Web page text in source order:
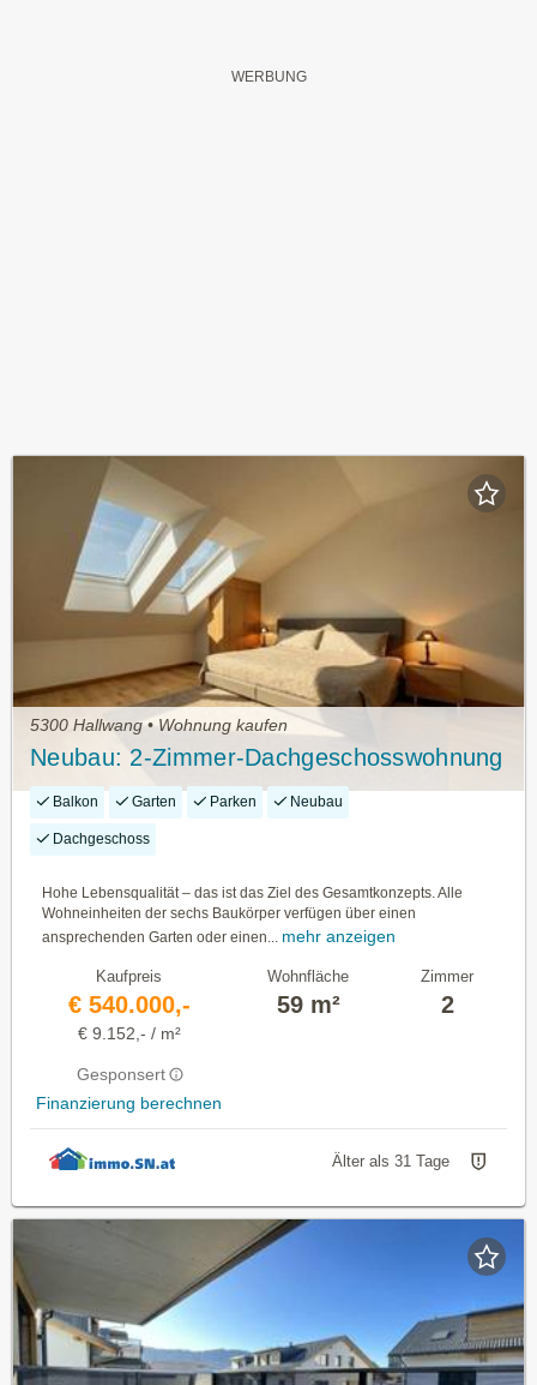
5300 Hallwang • Wohnung kaufen
Neubau: 2-Zimmer-Dachgeschosswohnung
Balkon Garten Parken Neubau
Dachgeschoss
Hohe Lebensqualität – das ist das Ziel des Gesamtkonzepts. Alle
Wohneinheiten der sechs Baukörper verfügen über einen
ansprechenden Garten oder einen... mehr anzeigen
Kaufpreis
€ 540.000,-
€ 9.152,- / m²
Gesponsert
Finanzierung berechnen
Wohnfläche
59 m²
Zimmer
2
Älter als 31 Tage